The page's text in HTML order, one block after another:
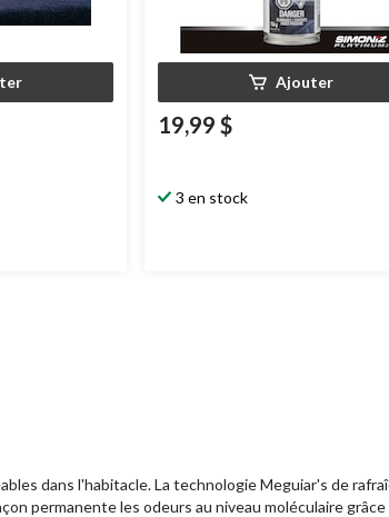
Ajouter
19,99 $
3 en stock
dans l'habitacle. La technologie Meguiar's de
permanente les odeurs au niveau moléculaire grâce